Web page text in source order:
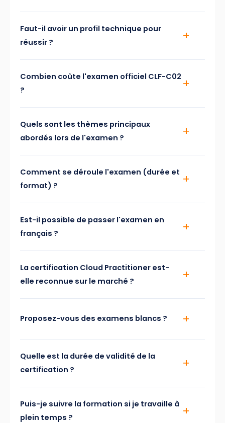
Faut-il avoir un profil technique pour
réussir ?
Combien coûte l'examen officiel CLF-C02
?
Quels sont les thèmes principaux
abordés lors de l'examen ?
Comment se déroule l'examen (durée et
format) ?
Est-il possible de passer l'examen en
français ?
La certification Cloud Practitioner est-
elle reconnue sur le marché ?
Proposez-vous des examens blancs ?
Quelle est la durée de validité de la
certification ?
Puis-je suivre la formation si je travaille à
plein temps ?